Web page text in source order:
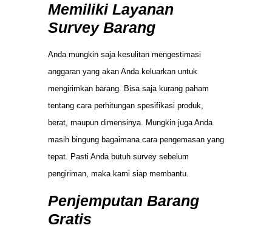
Memiliki Layanan
Survey Barang
Anda mungkin saja kesulitan mengestimasi
anggaran yang akan Anda keluarkan untuk
mengirimkan barang. Bisa saja kurang paham
tentang cara perhitungan spesifikasi produk,
berat, maupun dimensinya. Mungkin juga Anda
masih bingung bagaimana cara pengemasan yang
tepat. Pasti Anda butuh survey sebelum
pengiriman, maka kami siap membantu.
Penjemputan Barang
Gratis